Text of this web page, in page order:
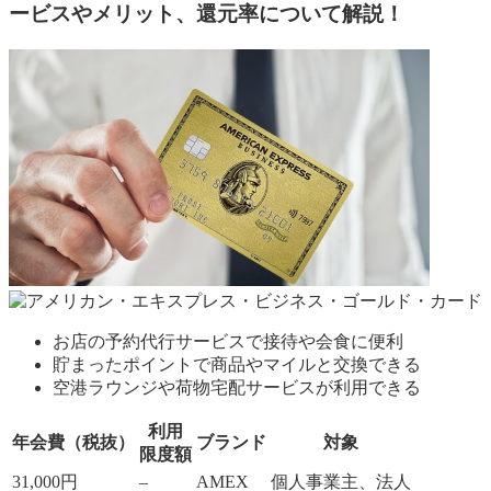
ービスやメリット、還元率について解説！
お店の予約代行サービスで接待や会食に便利
貯まったポイントで商品やマイルと交換できる
空港ラウンジや荷物宅配サービスが利用できる
年会費（税抜）
利用
限度額
ブランド 対象
31,000円 – AMEX 個人事業主、法人